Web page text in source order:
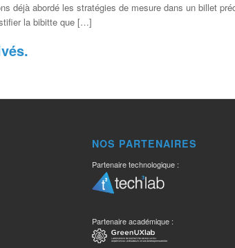
déjà abordé les stratégies de mesure dans un billet
la bibitte que […]
NOS PARTENAIRES
Partenaire technologique :
Partenaire académique :